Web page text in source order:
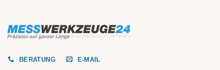
BERATUNG E-MAIL